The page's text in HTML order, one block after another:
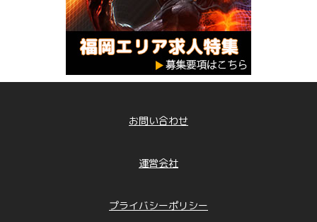
お問い合わせ
運営会社
プライバシーポリシー